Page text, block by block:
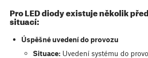
Pro LED diody existuje několik
situací:
Úspěšné uvedení do provozu
Situace:Uvedení systému do